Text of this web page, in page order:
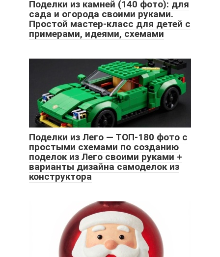
Поделки из камней (140 фото): для
сада и огорода своими руками.
Простой мастер-класс для детей с
примерами, идеями, схемами
Поделки из Лего — ТОП-180 фото с
простыми схемами по созданию
поделок из Лего своими руками +
варианты дизайна самоделок из
конструктора